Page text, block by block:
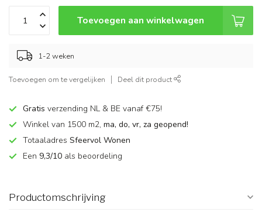
Toevoegen aan winkelwagen
1-2 weken
Toevoegen om te vergelijken Deel dit product
Gratis verzending NL & BE vanaf €75!
Winkel van 1500 m2, ma, do, vr, za geopend!
Totaaladres Sfeervol Wonen
Een 9,3/10 als beoordeling
Productomschrijving